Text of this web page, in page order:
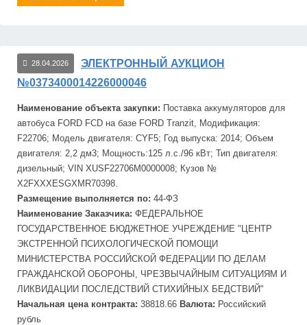
28.04.2026
ЭЛЕКТРОННЫЙ АУКЦИОН
№0373400014226000046
Наименование объекта закупки: Поставка аккумуляторов для
автобуса FORD FCD на базе FORD Tranzit, Модификация:
F22706; Модель двигателя: CYF5; Год выпуска: 2014; Объем
двигателя: 2,2 дм3; Мощность:125 л.с./96 кВт; Тип двигателя:
дизельный; VIN XUSF22706M0000008; Кузов №
X2FXXXESGXMR70398.
Размещение выполняется по: 44-ФЗ
Наименование Заказчика: ФЕДЕРАЛЬНОЕ
ГОСУДАРСТВЕННОЕ БЮДЖЕТНОЕ УЧРЕЖДЕНИЕ "ЦЕНТР
ЭКСТРЕННОЙ ПСИХОЛОГИЧЕСКОЙ ПОМОЩИ
МИНИСТЕРСТВА РОССИЙСКОЙ ФЕДЕРАЦИИ ПО ДЕЛАМ
ГРАЖДАНСКОЙ ОБОРОНЫ, ЧРЕЗВЫЧАЙНЫМ СИТУАЦИЯМ И
ЛИКВИДАЦИИ ПОСЛЕДСТВИЙ СТИХИЙНЫХ БЕДСТВИЙ"
Начальная цена контракта: 38818.66 Валюта: Российский
рубль